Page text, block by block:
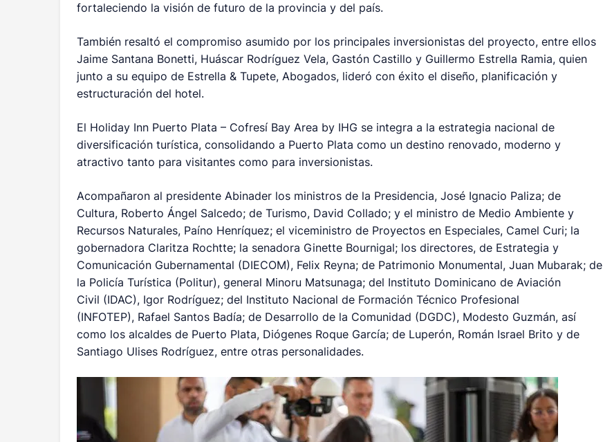
fortaleciendo la visión de futuro de la provincia y del país.
También resaltó el compromiso asumido por los principales inversionistas del proyecto, entre ellos
Jaime Santana Bonetti, Huáscar Rodríguez Vela, Gastón Castillo y Guillermo Estrella Ramia, quien
junto a su equipo de Estrella & Tupete, Abogados, lideró con éxito el diseño, planificación y
estructuración del hotel.
El Holiday Inn Puerto Plata – Cofresí Bay Area by IHG se integra a la estrategia nacional de
diversificación turística, consolidando a Puerto Plata como un destino renovado, moderno y
atractivo tanto para visitantes como para inversionistas.
Acompañaron al presidente Abinader los ministros de la Presidencia, José Ignacio Paliza; de
Cultura, Roberto Ángel Salcedo; de Turismo, David Collado; y el ministro de Medio Ambiente y
Recursos Naturales, Paíno Henríquez; el viceministro de Proyectos en Especiales, Camel Curi; la
gobernadora Claritza Rochtte; la senadora Ginette Bournigal; los directores, de Estrategia y
Comunicación Gubernamental (DIECOM), Felix Reyna; de Patrimonio Monumental, Juan Mubarak; de
la Policía Turística (Politur), general Minoru Matsunaga; del Instituto Dominicano de Aviación
Civil (IDAC), Igor Rodríguez; del Instituto Nacional de Formación Técnico Profesional
(INFOTEP), Rafael Santos Badía; de Desarrollo de la Comunidad (DGDC), Modesto Guzmán, así
como los alcaldes de Puerto Plata, Diógenes Roque García; de Luperón, Román Israel Brito y de
Santiago Ulises Rodríguez, entre otras personalidades.